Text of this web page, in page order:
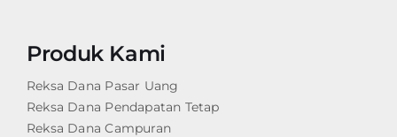
Produk Kami
Reksa Dana Pasar Uang
Reksa Dana Pendapatan Tetap
Reksa Dana Campuran